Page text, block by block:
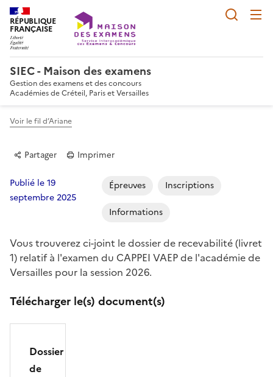
RÉPUBLIQUE
FRANÇAISE
SIEC - Maison des examens
Gestion des examens et des concours
Académies de Créteil, Paris et Versailles
Voir le fil d’Ariane
Partager Imprimer
Partager sur Facebook
Partager sur Twitter
Partager sur LinkedIn
Partager par email
Publié le 19
septembre 2025
Épreuves Inscriptions
Informations
Vous trouverez ci-joint le dossier de recevabilité (livret
1) relatif à l'examen du CAPPEI VAEP de l'académie de
Versailles pour la session 2026.
Télécharger le(s) document(s)
Dossier
de